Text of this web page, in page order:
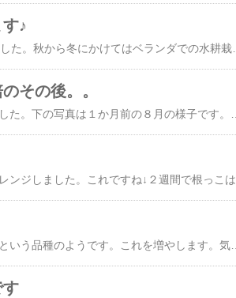
♪
おっと、もう10月も終わりに近づいてまいりました。秋から冬にかけてはベランダでの水耕栽培がおススメです。美味しいサラダが食べれますよ♪昨年は​こんな感じ​で収穫していました。今年も同様にチャレンジということで、早速種を蒔いていました。発芽しましたのでご報告です。左側の水耕栽培の容器はリッチェルの ミエルノＰｌｕｓプランターです。​リッチェル ミエルノPlusプランター 27型 グリーン プランター 底面給水 室内園芸 関東当日便​水耕栽培用のプランターで上下がセパレートするので便利です。上の培地にはバーミキュライトを敷き、今回は小かぶの種を蒔きました。真ん中の小さい容器はスプラウト用のものですが、今回はベビーリーフの種を蒔いてみました。ミエルノＰｌｕｓプランターと同様、上下にセパレートします。こちらの培地にはハイドロボールを使用しました。​リッチェル スプラウトファーム 12型 N ダークグレー 関東当日便​他にもサンチェと春菊の種を買っていたのですが、蒔く場所がなかった。。ひとまずプラ容器にバーミキュライトを敷いて種は蒔いてみたのですが、別の栽培容器を探さなくては・・・。​バーミキュライト 4L​​水耕栽培 キット LED リーフレタス 等4種 タネ付き リビングファーム 水耕栽培器 RW3 横型・2列タイプ 植物栽培用 高輝度LED360 3本搭載野菜 ハーブ バジル ケール 栽培キット 室内 プランター 野菜栽培 セット 【送料無料】 Living Farm​​リッチェル ベビーリーフプランター 27型N アイボリー（IV） 関東当日便​
その後。。
ポトスを手に入れました。ポトス・エンジョイという品種のようです。これを増やします。気根が出ている箇所でバッサリやっちゃいます。まずは普通に水差しを作りました。小さなハンキングプランター（ハンキングポット？）を買っておいたので、そちらにINしてみました。ベランダのガーデンラックに吊り下げるとこんな感じです。まだ葉っぱが少ないので不格好ですが、たくさん葉っぱが茂っていけばカッコよくなると思います♪​【送料無料】 ポトス | エピプレムヌム 黄金カズラ ゴールデンポトス 観葉植物 観葉 植物 珍奇植物 珍奇 珍しい つる性植物 つる性 ハンギング 吊るす 吊り下げ インテリア プレゼント かわいい おしゃれ おうち時間 グリーン アートプランツ​水差しだけでは芸が無いので、水苔VerとハイドロカルチャーVerも作ってみました。こっちの方が育ちが早いかもしれませんね。​​ペルー産 A級 水苔 150g（ハンギング リース用資材）​​レカトン（ハイドロボール） 1リットルサイズ​あとは水を切らさないように水やりすればOK。無事に育つかなぁ～​アフリカン ハンキングポット S【植木鉢/エスニック/セメントポット】​​（観葉植物）ポトス エンジョイ 3号（1ポット）​​おしゃれな 麻シリーズ 選べるミニサイズグリーン 観葉植物 インテリア おしゃれ アイビー ヘデラ コーヒーの木 シュガーバイン プミラ ポトス ワイヤープランツ ギフト プチギフト 祝い 開店 誕生日 結婚 新築 プレゼント ラッピング 立札 メッセージカード お返し​洋蘭栽培プロ用資材 『洋ラン植え替え【中】セット（素焼き鉢3号 水苔 肥料 受け皿）』洋ラン資材 ※NO寒​
す